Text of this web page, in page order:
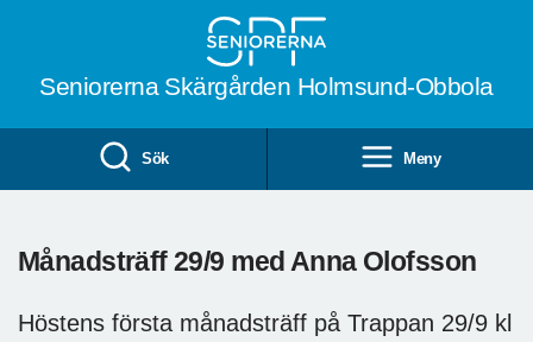
Seniorerna Skärgården Holmsund-Obbola
Sök Meny
Månadsträff 29/9 med Anna Olofsson
Höstens första månadsträff på Trappan 29/9 kl